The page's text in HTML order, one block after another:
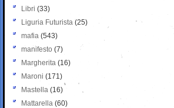
Libri (33)
Liguria Futurista (25)
mafia (543)
manifesto (7)
Margherita (16)
Maroni (171)
Mastella (16)
Mattarella (60)